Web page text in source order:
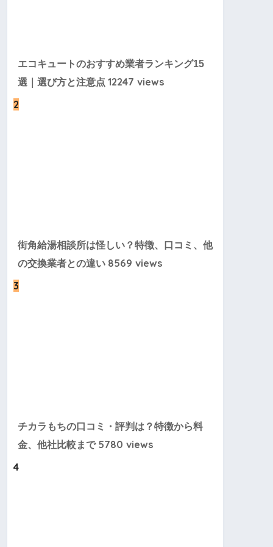
エコキュートのおすすめ業者ランキング15
選｜選び方と注意点 12247 views
2
街角給湯相談所は怪しい？特徴、口コミ、他
の交換業者との違い 8569 views
3
チカラもちの口コミ・評判は？特徴から料
金、他社比較まで 5780 views
4